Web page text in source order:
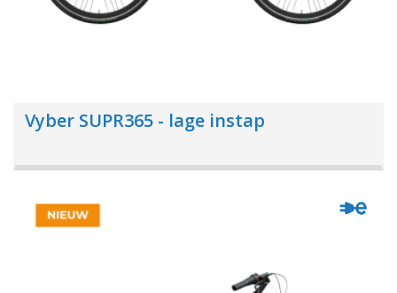
Vyber SUPR365 - lage instap